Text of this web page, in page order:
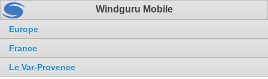
Windguru Mobile
Europe
France
Le Var-Provence